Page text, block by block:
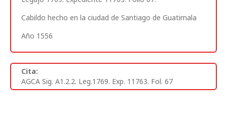
Cabildo hecho en la ciudad de Santiago de Guatimala
Año 1556
Cita:
AGCA Sig. A1.2.2. Leg.1769. Exp. 11763. Fol. 67